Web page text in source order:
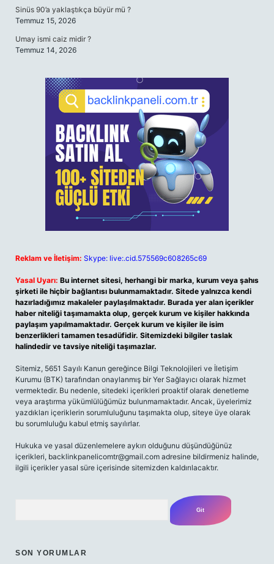
Sinüs 90’a yaklaştıkça büyür mü ?
Temmuz 15, 2026
Umay ismi caiz midir ?
Temmuz 14, 2026
Reklam ve İletişim: Skype: live:.cid.575569c608265c69
Yasal Uyarı: Bu internet sitesi, herhangi bir marka, kurum veya şahıs
şirketi ile hiçbir bağlantısı bulunmamaktadır. Sitede yalnızca kendi
hazırladığımız makaleler paylaşılmaktadır. Burada yer alan içerikler
haber niteliği taşımamakta olup, gerçek kurum ve kişiler hakkında
paylaşım yapılmamaktadır. Gerçek kurum ve kişiler ile isim
benzerlikleri tamamen tesadüfidir. Sitemizdeki bilgiler taslak
halindedir ve tavsiye niteliği taşımazlar.
Sitemiz, 5651 Sayılı Kanun gereğince Bilgi Teknolojileri ve İletişim
Kurumu (BTK) tarafından onaylanmış bir Yer Sağlayıcı olarak hizmet
vermektedir. Bu nedenle, sitedeki içerikleri proaktif olarak denetleme
veya araştırma yükümlülüğümüz bulunmamaktadır. Ancak, üyelerimiz
yazdıkları içeriklerin sorumluluğunu taşımakta olup, siteye üye olarak
bu sorumluluğu kabul etmiş sayılırlar.
Hukuka ve yasal düzenlemelere aykırı olduğunu düşündüğünüz
içerikleri, backlinkpanelicomtr@gmail.com adresine bildirmeniz halinde,
ilgili içerikler yasal süre içerisinde sitemizden kaldırılacaktır.
SON YORUMLAR